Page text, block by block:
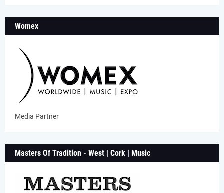
Womex
Media Partner
Masters Of Tradition - West | Cork | Music